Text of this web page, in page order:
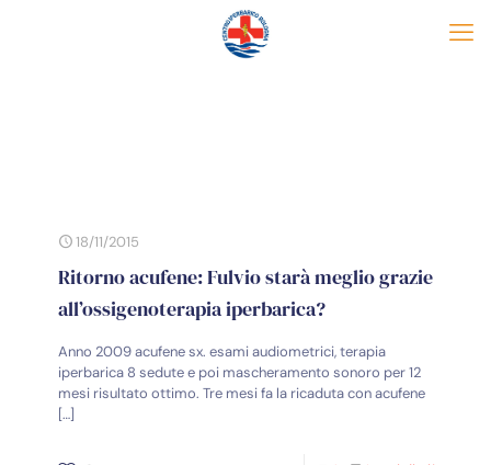
18/11/2015
Ritorno acufene: Fulvio starà meglio grazie
all’ossigenoterapia iperbarica?
Anno 2009 acufene sx. esami audiometrici, terapia
iperbarica 8 sedute e poi mascheramento sonoro per 12
mesi risultato ottimo. Tre mesi fa la ricaduta con acufene
[…]